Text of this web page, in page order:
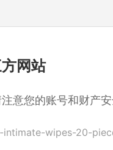
网站
意您的账号和财产
wipes-20-